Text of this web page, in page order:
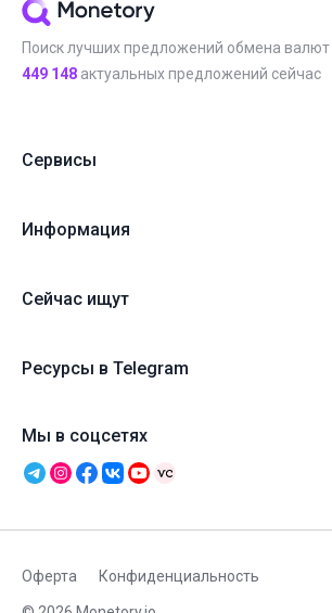
Поиск лучших предложений обмена
449 148 актуальных предложений сейчас
Сервисы
Информация
Сейчас ищут
Ресурсы в Telegram
Мы в соцсетях
Оферта Конфиденциальность